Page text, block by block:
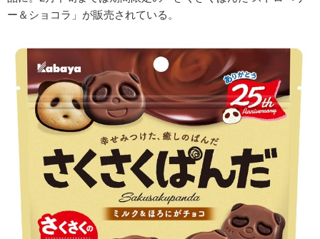
ー＆ショコラ」が販売されている。